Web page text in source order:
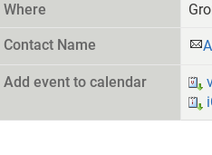
Where
Contact Name
Add event to calendar